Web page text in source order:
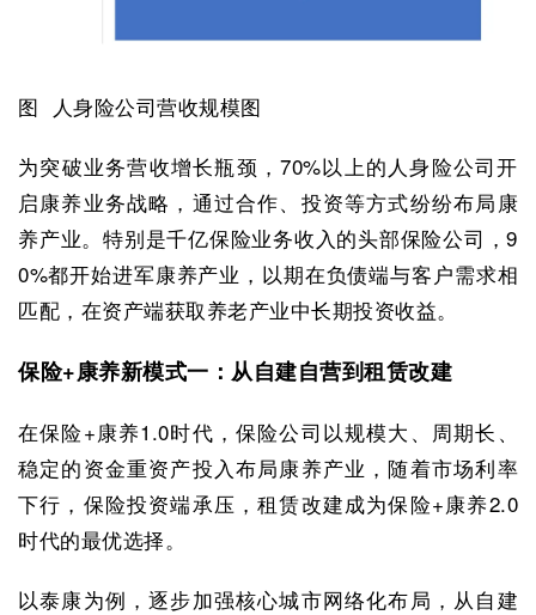
图 人身险公司营收规模图
为突破业务营收增长瓶颈，70%以上的人身险公司开
启康养业务战略，通过合作、投资等方式纷纷布局康
养产业。特别是千亿保险业务收入的头部保险公司，9
0%都开始进军康养产业，以期在负债端与客户需求相
匹配，在资产端获取养老产业中长期投资收益。
保险+康养新模式一：从自建自营到租赁改建
在保险+康养1.0时代，保险公司以规模大、周期长、
稳定的资金重资产投入布局康养产业，随着市场利率
下行，保险投资端承压，租赁改建成为保险+康养2.0
时代的最优选择。
以泰康为例，逐步加强核心城市网络化布局，从自建